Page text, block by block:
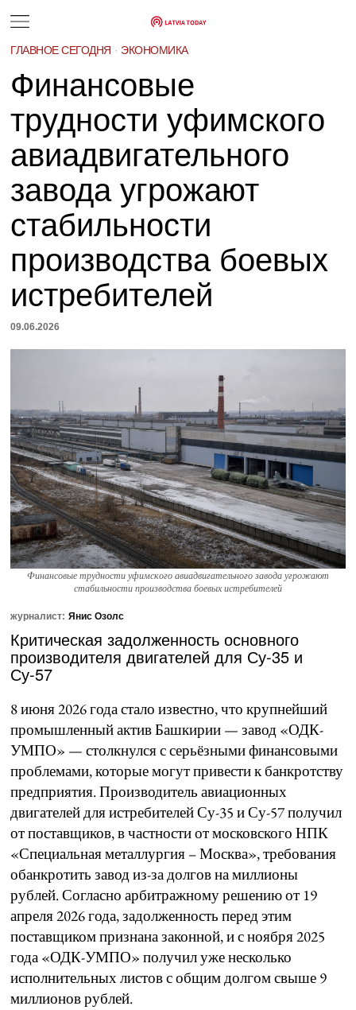
ГЛАВНОЕ СЕГОДНЯ · ЭКОНОМИКА
Финансовые
трудности уфимского
авиадвигательного
завода угрожают
стабильности
производства боевых
истребителей
09.06.2026
Финансовые трудности уфимского авиадвигательного завода угрожают
стабильности производства боевых истребителей
журналист: Янис Озолс
Критическая задолженность основного
производителя двигателей для Су-35 и
Су-57
8 июня 2026 года стало известно, что крупнейший
промышленный актив Башкирии — завод «ОДК-
УМПО» — столкнулся с серьёзными финансовыми
проблемами, которые могут привести к банкротству
предприятия. Производитель авиационных
двигателей для истребителей Су-35 и Су-57 получил
от поставщиков, в частности от московского НПК
«Специальная металлургия – Москва», требования
обанкротить завод из-за долгов на миллионы
рублей. Согласно арбитражному решению от 19
апреля 2026 года, задолженность перед этим
поставщиком признана законной, и с ноября 2025
года «ОДК-УМПО» получил уже несколько
исполнительных листов с общим долгом свыше 9
миллионов рублей.